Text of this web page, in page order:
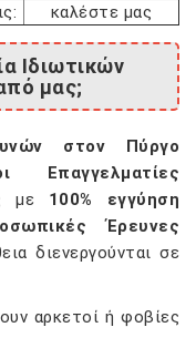
καλέστε μας
Ιδιωτικών
μας;
στον Πύργο
Επαγγελματίες
με 100% εγγύηση
Έρευνες
διενεργούνται σε
αρκετοί ή φοβίες